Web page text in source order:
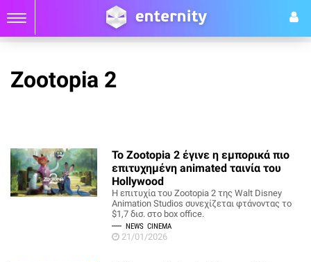
Zootopia 2
Το Zootopia 2 έγινε η εμπορικά πιο
επιτυχημένη animated ταινία του
Hollywood
Η επιτυχία του Zootopia 2 της Walt Disney
Animation Studios συνεχίζεται φτάνοντας το
$1,7 δισ. στο box office.
NEWS CINEMA
21/01/2026